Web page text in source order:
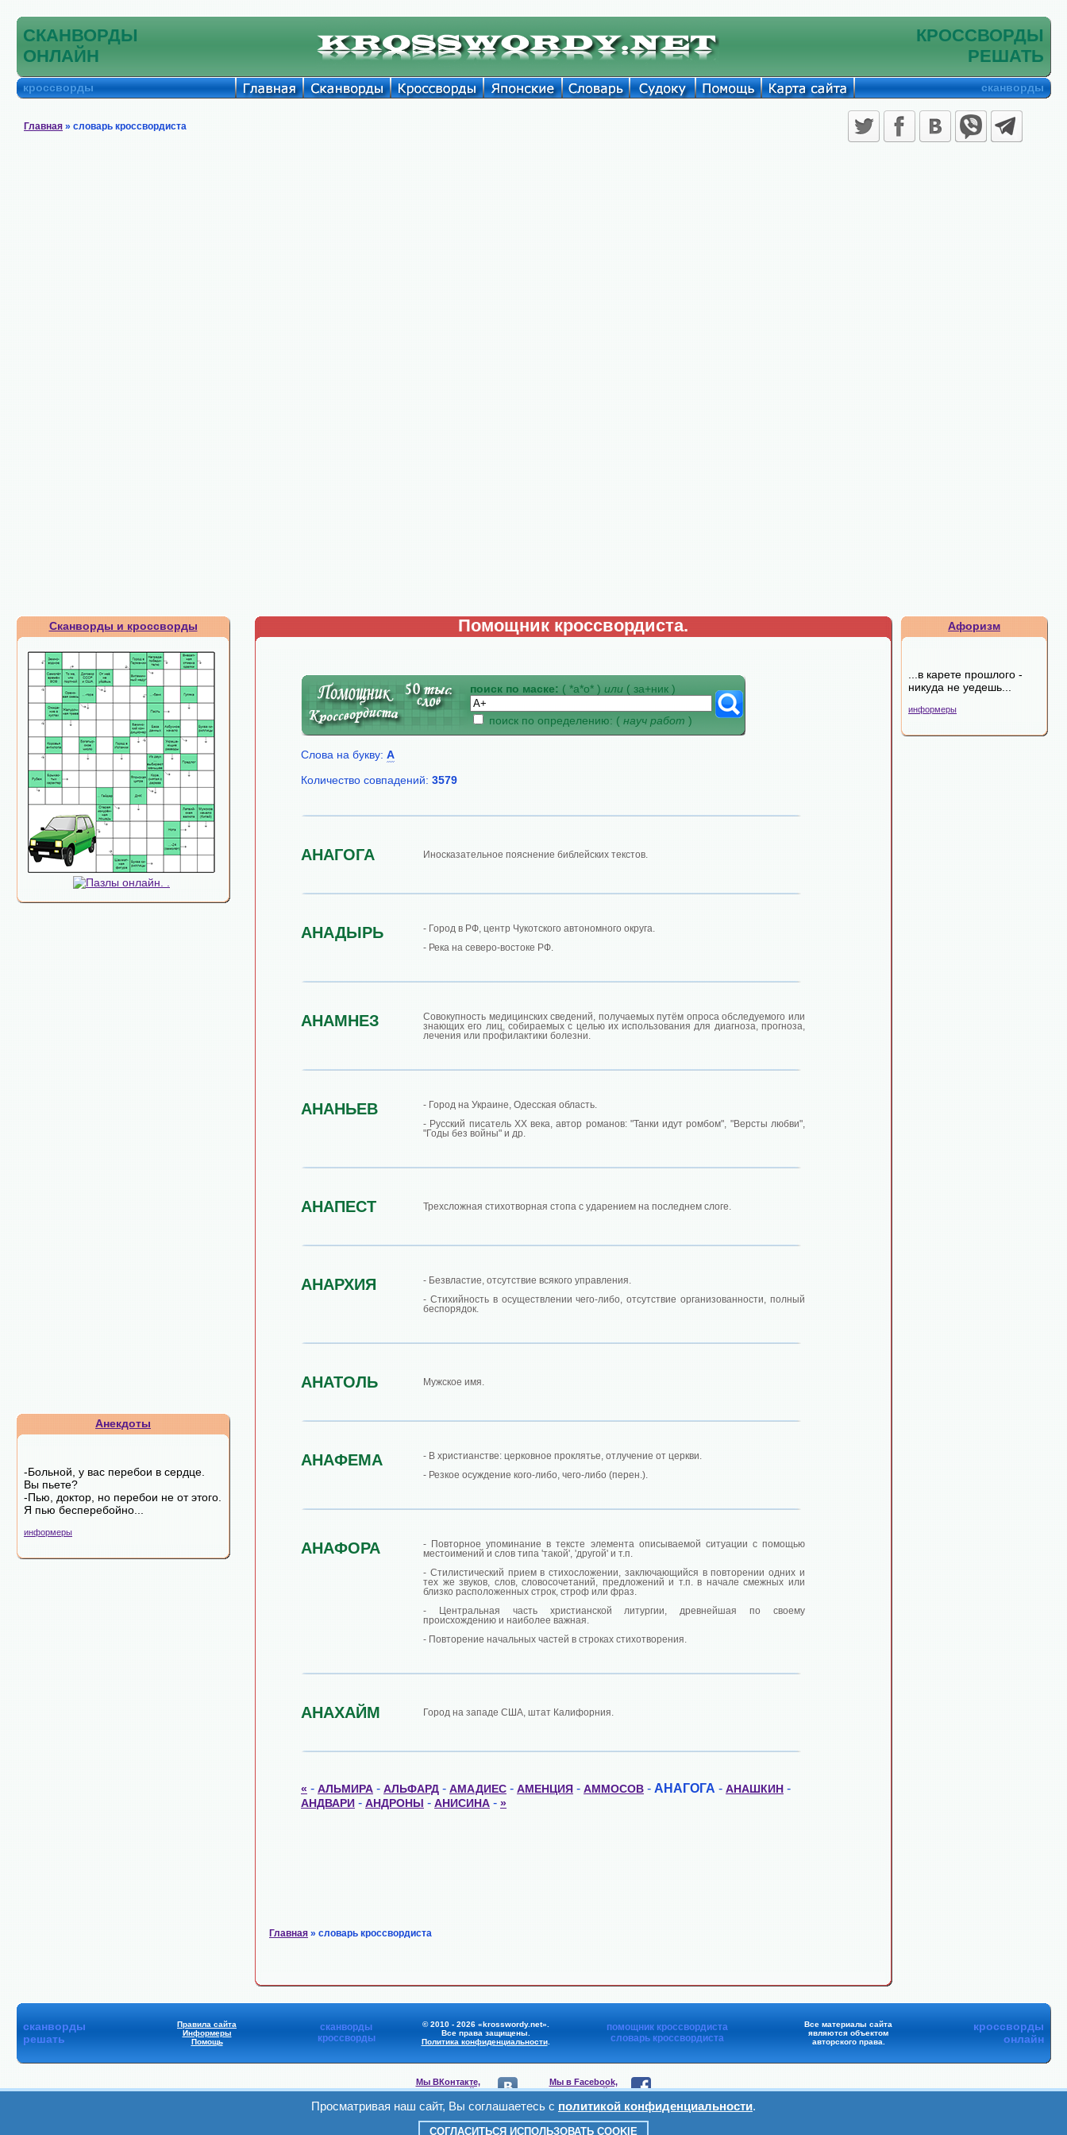
СКАНВОРДЫ
ОНЛАЙН
КРОССВОРДЫ
РЕШАТЬ
кроссворды сканворды
Главная » словарь кроссвордиста
Сканворды и кроссворды
Анекдоты
-Больной, у вас перебои в сердце.
Вы пьете?
-Пью, доктор, но перебои не от этого.
Я пью бесперебойно...
информеры
Помощник кроссвордиста.
поиск по маске: ( *а*о* ) или ( за+ник )
поиск по определению: ( науч работ )
Слова на букву: А
Количество совпадений: 3579
АНАГОГА Иносказательное пояснение библейских текстов.
АНАДЫРЬ
- Город в РФ, центр Чукотского автономного округа.
- Река на северо-востоке РФ.
АНАМНЕЗ
Совокупность медицинских сведений, получаемых путём опроса обследуемого или
знающих его лиц, собираемых с целью их использования для диагноза, прогноза,
лечения или профилактики болезни.
АНАНЬЕВ
- Город на Украине, Одесская область.
- Русский писатель ХХ века, автор романов: "Танки идут ромбом", "Версты любви",
"Годы без войны" и др.
АНАПЕСТ Трехсложная стихотворная стопа с ударением на последнем слоге.
АНАРХИЯ
- Безвластие, отсутствие всякого управления.
- Стихийность в осуществлении чего-либо, отсутствие организованности, полный
беспорядок.
АНАТОЛЬ Мужское имя.
АНАФЕМА
- В христианстве: церковное проклятье, отлучение от церкви.
- Резкое осуждение кого-либо, чего-либо (перен.).
АНАФОРА
- Повторное упоминание в тексте элемента описываемой ситуации с помощью
местоимений и слов типа 'такой', 'другой' и т.п.
- Стилистический прием в стихосложении, заключающийся в повторении одних и
тех же звуков, слов, словосочетаний, предложений и т.п. в начале смежных или
близко расположенных строк, строф или фраз.
- Центральная часть христианской литургии, древнейшая по своему
происхождению и наиболее важная.
- Повторение начальных частей в строках стихотворения.
АНАХАЙМ Город на западе США, штат Калифорния.
« - АЛЬМИРА - АЛЬФАРД - АМАДИЕС - АМЕНЦИЯ - АММОСОВ - АНАГОГА - АНАШКИН -
АНДВАРИ - АНДРОНЫ - АНИСИНА - »
Главная » словарь кроссвордиста
Афоризм
...в карете прошлого -
никуда не уедешь...
информеры
сканворды
решать
Правила сайта
Информеры
Помощь
сканворды
кроссворды
© 2010 - 2026 «krosswordy.net».
Все права защищены.
Политика конфиденциальности.
помощник кроссвордиста
словарь кроссвордиста
Все материалы сайта
являются объектом
авторского права.
кроссворды
онлайн
Мы ВКонтакте,
присоединяйтесь
Мы в Facebook,
присоединяйтесь
Мы в Viber,
присоединяйтесь
Мы в Telegram,
присоединяйтесь
Просматривая наш сайт, Вы соглашаетесь с политикой конфиденциальности.
СОГЛАСИТЬСЯ ИСПОЛЬЗОВАТЬ COOKIE